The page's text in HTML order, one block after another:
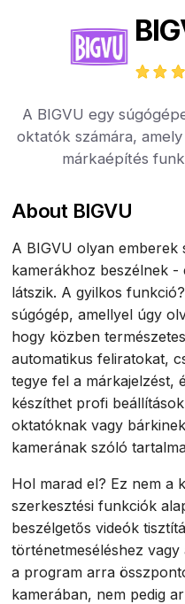
A BIGVU egy
oktatók számára,
márkaépítés
About BIGVU
A BIGVU olyan emberek
kamerákhoz beszélnek -
látszik. A gyilkos
súgógép, amellyel úgy
hogy közben
automatikus feliratokat,
tegye fel a márkajelzést,
készíthet profi
oktatóknak vagy
kamerának szóló
Hol marad el? Ez nem a
szerkesztési funkciók
beszélgetős videók
történetmeséléshez
a program arra
kamerában, nem pedig